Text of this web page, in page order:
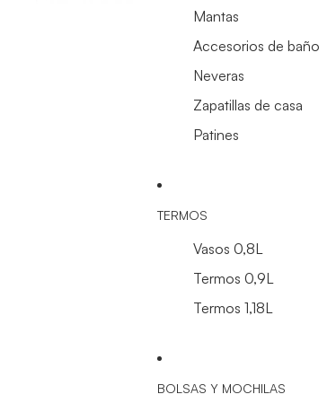
Mantas
Accesorios de baño
Neveras
Zapatillas de casa
Patines
TERMOS
Vasos 0,8L
Termos 0,9L
Termos 1,18L
BOLSAS Y MOCHILAS